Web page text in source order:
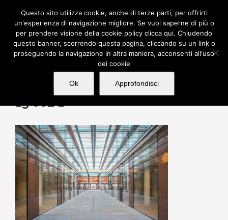
contenuto
13 002 1
Questo sito utilizza cookie, anche di terze parti, per offrirti
un'esperienza di navigazione migliore. Se vuoi saperne di più o
per prendere visione della cookie policy clicca qui. Chiudendo
questo banner, scorrendo questa pagina, cliccando su un link o
proseguendo la navigazione in altra maniera, acconsenti all'uso
dei cookie
Ok Approfondisci